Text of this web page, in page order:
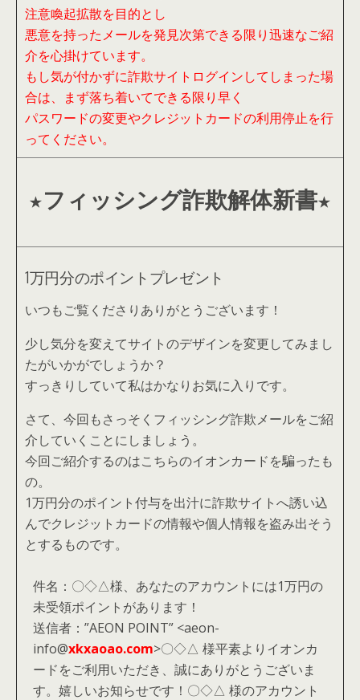
注意喚起拡散を目的とし
悪意を持ったメールを発見次第できる限り迅速なご紹
介を心掛けています。
もし気が付かずに詐欺サイトログインしてしまった場
合は、まず落ち着いてできる限り早く
パスワードの変更やクレジットカードの利用停止を行
ってください。
★フィッシング詐欺解体新書★
1万円分のポイントプレゼント
いつもご覧くださりありがとうございます！
少し気分を変えてサイトのデザインを変更してみまし
たがいかがでしょうか？
すっきりしていて私はかなりお気に入りです。
さて、今回もさっそくフィッシング詐欺メールをご紹
介していくことにしましょう。
今回ご紹介するのはこちらのイオンカードを騙ったも
の。
1万円分のポイント付与を出汁に詐欺サイトへ誘い込
んでクレジットカードの情報や個人情報を盗み出そう
とするものです。
件名：〇◇△様、あなたのアカウントには1万円の
未受領ポイントがあります！
送信者：”AEON POINT” <aeon-
info@xkxaoao.com>〇◇△ 様平素よりイオンカ
ードをご利用いただき、誠にありがとうございま
す。嬉しいお知らせです！〇◇△ 様のアカウント